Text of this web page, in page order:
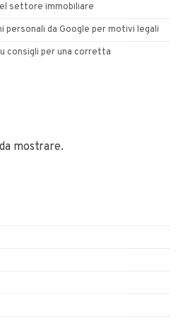
settore immobiliare
personali da Google per motivi legali
consigli per una corretta
mostrare.